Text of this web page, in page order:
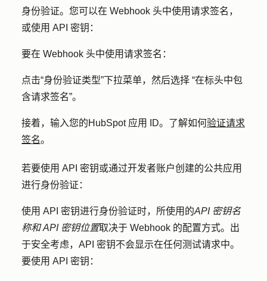
身份验证。您可以在 Webhook 头中使用请求签名，
或使用 API 密钥：
要在 Webhook 头中使用请求签名：
点击“身份验证类型”下拉菜单，然后选择 “在标头中包
含请求签名”。
接着，输入您的HubSpot 应用 ID。了解如何验证请求
签名。
若要使用 API 密钥或通过开发者账户创建的公共应用
进行身份验证：
使用 API 密钥进行身份验证时，所使用的API 密钥名
称和 API 密钥位置取决于 Webhook 的配置方式。出
于安全考虑，API 密钥不会显示在任何测试请求中。
要使用 API 密钥：